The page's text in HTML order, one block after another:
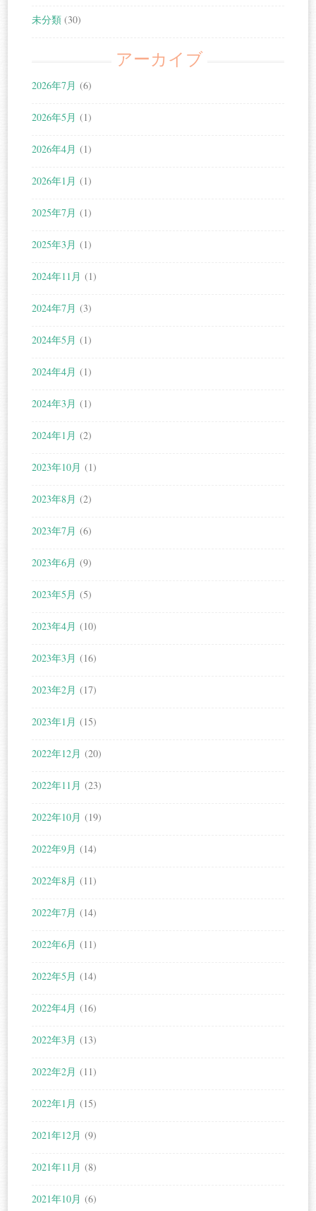
未分類 (30)
アーカイブ
2026年7月 (6)
2026年5月 (1)
2026年4月 (1)
2026年1月 (1)
2025年7月 (1)
2025年3月 (1)
2024年11月 (1)
2024年7月 (3)
2024年5月 (1)
2024年4月 (1)
2024年3月 (1)
2024年1月 (2)
2023年10月 (1)
2023年8月 (2)
2023年7月 (6)
2023年6月 (9)
2023年5月 (5)
2023年4月 (10)
2023年3月 (16)
2023年2月 (17)
2023年1月 (15)
2022年12月 (20)
2022年11月 (23)
2022年10月 (19)
2022年9月 (14)
2022年8月 (11)
2022年7月 (14)
2022年6月 (11)
2022年5月 (14)
2022年4月 (16)
2022年3月 (13)
2022年2月 (11)
2022年1月 (15)
2021年12月 (9)
2021年11月 (8)
2021年10月 (6)